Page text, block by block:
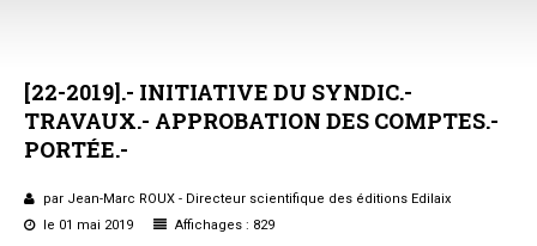
Sommaires
Chroniques
Etudes de texte
Réponses ministérielles
Conclusions et Rapports
[22-2019].- INITIATIVE DU SYNDIC.-
TRAVAUX.- APPROBATION DES COMPTES.-
PORTÉE.-
par Jean-Marc ROUX - Directeur scientifique des éditions Edilaix
le 01 mai 2019
Affichages : 829